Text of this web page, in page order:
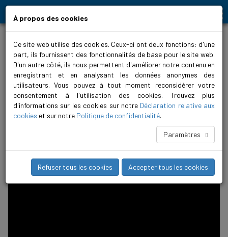
Biral galerie vidéo
Chercher des vidéos
Catégorie
À propos des cookies
Ce site web utilise des cookies. Ceux-ci ont deux fonctions: d'une
part, ils fournissent des fonctionnalités de base pour le site web.
D'un autre côté, ils nous permettent d'améliorer notre contenu en
enregistrant et en analysant les données anonymes des
utilisateurs. Vous pouvez à tout moment reconsidérer votre
consentement à l'utilisation des cookies. Trouvez plus
d'informations sur les cookies sur notre Déclaration relative aux
cookies et sur notre Politique de confidentialité.
Paramètres
Refuser tous les cookies Accepter tous les cookies